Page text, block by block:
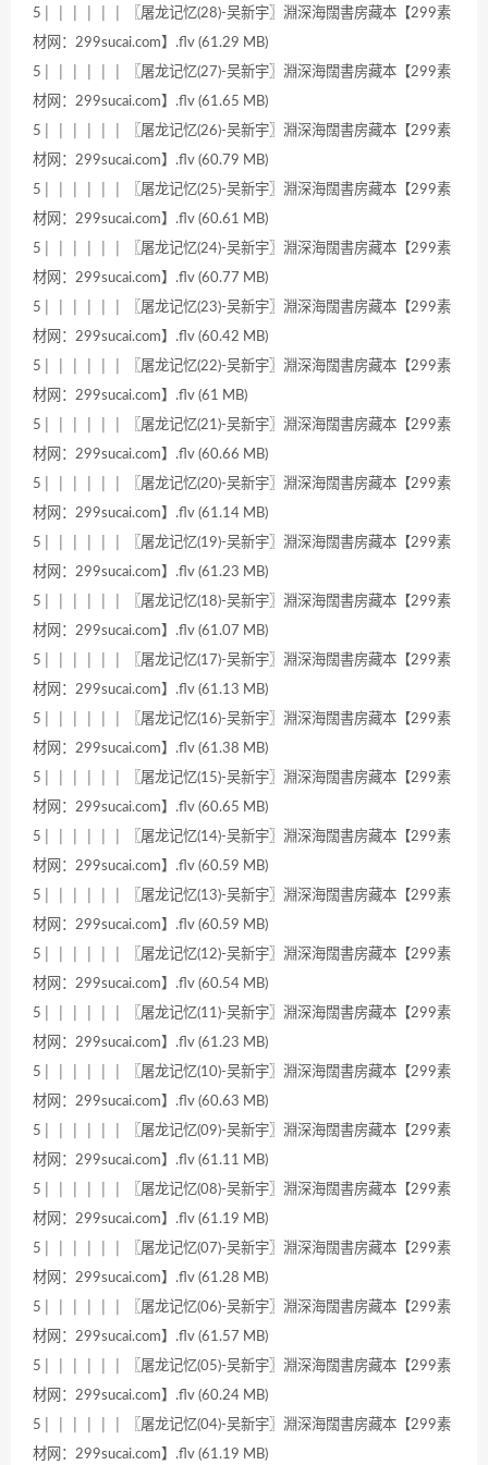
5│ │ │ │ │ │ 〖屠龙记忆(28)-吴新宇〗淵深海闊書房藏本【299素
材网：299sucai.com】.flv (61.29 MB)
5│ │ │ │ │ │ 〖屠龙记忆(27)-吴新宇〗淵深海闊書房藏本【299素
材网：299sucai.com】.flv (61.65 MB)
5│ │ │ │ │ │ 〖屠龙记忆(26)-吴新宇〗淵深海闊書房藏本【299素
材网：299sucai.com】.flv (60.79 MB)
5│ │ │ │ │ │ 〖屠龙记忆(25)-吴新宇〗淵深海闊書房藏本【299素
材网：299sucai.com】.flv (60.61 MB)
5│ │ │ │ │ │ 〖屠龙记忆(24)-吴新宇〗淵深海闊書房藏本【299素
材网：299sucai.com】.flv (60.77 MB)
5│ │ │ │ │ │ 〖屠龙记忆(23)-吴新宇〗淵深海闊書房藏本【299素
材网：299sucai.com】.flv (60.42 MB)
5│ │ │ │ │ │ 〖屠龙记忆(22)-吴新宇〗淵深海闊書房藏本【299素
材网：299sucai.com】.flv (61 MB)
5│ │ │ │ │ │ 〖屠龙记忆(21)-吴新宇〗淵深海闊書房藏本【299素
材网：299sucai.com】.flv (60.66 MB)
5│ │ │ │ │ │ 〖屠龙记忆(20)-吴新宇〗淵深海闊書房藏本【299素
材网：299sucai.com】.flv (61.14 MB)
5│ │ │ │ │ │ 〖屠龙记忆(19)-吴新宇〗淵深海闊書房藏本【299素
材网：299sucai.com】.flv (61.23 MB)
5│ │ │ │ │ │ 〖屠龙记忆(18)-吴新宇〗淵深海闊書房藏本【299素
材网：299sucai.com】.flv (61.07 MB)
5│ │ │ │ │ │ 〖屠龙记忆(17)-吴新宇〗淵深海闊書房藏本【299素
材网：299sucai.com】.flv (61.13 MB)
5│ │ │ │ │ │ 〖屠龙记忆(16)-吴新宇〗淵深海闊書房藏本【299素
材网：299sucai.com】.flv (61.38 MB)
5│ │ │ │ │ │ 〖屠龙记忆(15)-吴新宇〗淵深海闊書房藏本【299素
材网：299sucai.com】.flv (60.65 MB)
5│ │ │ │ │ │ 〖屠龙记忆(14)-吴新宇〗淵深海闊書房藏本【299素
材网：299sucai.com】.flv (60.59 MB)
5│ │ │ │ │ │ 〖屠龙记忆(13)-吴新宇〗淵深海闊書房藏本【299素
材网：299sucai.com】.flv (60.59 MB)
5│ │ │ │ │ │ 〖屠龙记忆(12)-吴新宇〗淵深海闊書房藏本【299素
材网：299sucai.com】.flv (60.54 MB)
5│ │ │ │ │ │ 〖屠龙记忆(11)-吴新宇〗淵深海闊書房藏本【299素
材网：299sucai.com】.flv (61.23 MB)
5│ │ │ │ │ │ 〖屠龙记忆(10)-吴新宇〗淵深海闊書房藏本【299素
材网：299sucai.com】.flv (60.63 MB)
5│ │ │ │ │ │ 〖屠龙记忆(09)-吴新宇〗淵深海闊書房藏本【299素
材网：299sucai.com】.flv (61.11 MB)
5│ │ │ │ │ │ 〖屠龙记忆(08)-吴新宇〗淵深海闊書房藏本【299素
材网：299sucai.com】.flv (61.19 MB)
5│ │ │ │ │ │ 〖屠龙记忆(07)-吴新宇〗淵深海闊書房藏本【299素
材网：299sucai.com】.flv (61.28 MB)
5│ │ │ │ │ │ 〖屠龙记忆(06)-吴新宇〗淵深海闊書房藏本【299素
材网：299sucai.com】.flv (61.57 MB)
5│ │ │ │ │ │ 〖屠龙记忆(05)-吴新宇〗淵深海闊書房藏本【299素
材网：299sucai.com】.flv (60.24 MB)
5│ │ │ │ │ │ 〖屠龙记忆(04)-吴新宇〗淵深海闊書房藏本【299素
材网：299sucai.com】.flv (61.19 MB)